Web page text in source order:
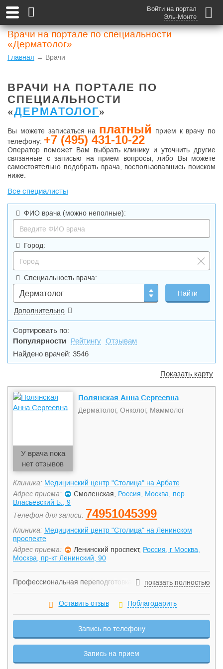
Войти на портал
Эль-Монте
Врачи на портале по специальности
«Дерматолог»
Главная → Врачи
ВРАЧИ НА ПОРТАЛЕ ПО
СПЕЦИАЛЬНОСТИ
«ДЕРМАТОЛОГ»
Вы можете записаться на платный прием к врачу по
телефону: +7 (495) 431-10-22
Оператор поможет Вам выбрать клинику и уточнить другие
связанные с записью на приём вопросы, либо Вы можете
самостоятельно подобрать врача, воспользовавшись поиском
ниже.
Все специалисты
ФИО врача (можно неполные):
Город:
Специальность врача:
Дерматолог
Дополнительно
Сортировать по:
Популярности Рейтингу Отзывам
Найдено врачей: 3546
Показать карту
У врача пока
нет отзывов
Полянская Анна Сергеевна
Дерматолог, Онколог, Маммолог
Клиника: Медицинский центр "Столица" на Арбате
Адрес приема:
Смоленская, Россия, Москва, пер
Власьевский Б., 9
Телефон для записи: 74951045399
Клиника: Медицинский центр "Столица" на Ленинском
проспекте
Адрес приема:
Ленинский проспект, Россия, г Москва,
Москва, пр-кт Ленинский, 90
Профессиональная переподготовка: 2003,
профессиональная переподготовка по специальности
"Клиническая радиология", Российская медицинская
профессиональная переподготовка по специальности
"Организация здравоохранения и общественное здоровье",
Университет, Владивосток 2011, профессиональная
переподготовка по специальности "Ультразвуковая
показать полностью
Оставить отзыв Поблагодарить
Запись по телефону
Запись на прием